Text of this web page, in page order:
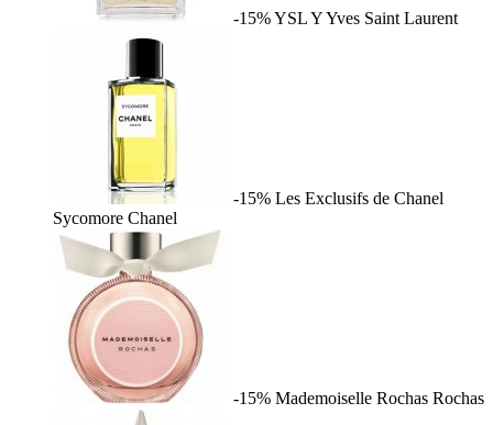
-15%YSL YYves Saint Laurent
-15% Les Exclusifs de Chanel
Sycomore Chanel
-15% Mademoiselle Rochas Rochas